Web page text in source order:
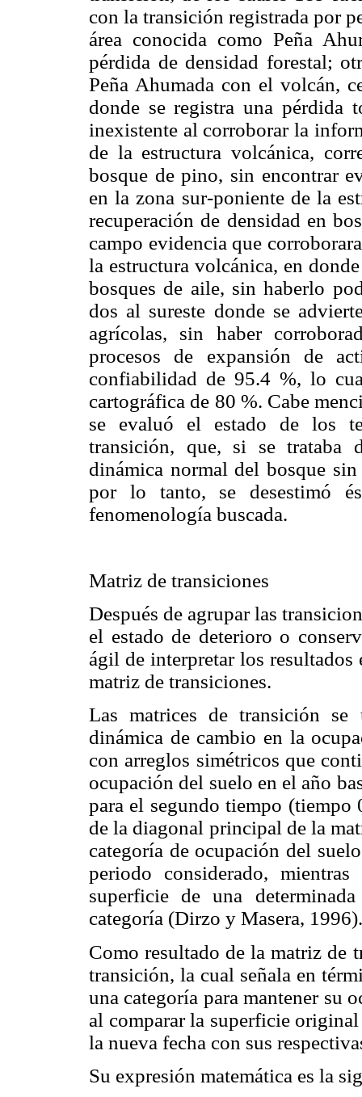
con la transición registrada por
área conocida como Peña
pérdida de densidad forestal;
Peña Ahumada con el volcán,
donde se registra una pérdida
inexistente al corroborar la
de la estructura volcánica,
bosque de pino, sin encontrar
en la zona sur-poniente de la
recuperación de densidad en
campo evidencia que
la estructura volcánica, en
bosques de aile, sin haberlo
dos al sureste donde se
agrícolas, sin haber
procesos de expansión de
confiabilidad de 95.4 %, lo
cartográfica de 80 %. Cabe
se evaluó el estado de los
transición, que, si se trataba
dinámica normal del bosque
por lo tanto, se desestimó
fenomenología buscada.
Matriz de transiciones
Después de agrupar las
el estado de deterioro o
ágil de interpretar los
matriz de transiciones.
Las matrices de transición se
dinámica de cambio en la
con arreglos simétricos que
ocupación del suelo en el año
para el segundo tiempo (tiempo
de la diagonal principal de la
categoría de ocupación del
periodo considerado,
superficie de una
categoría (Dirzo y Masera, 1996).
Como resultado de la matriz de
transición, la cual señala en
una categoría para mantener su
al comparar la superficie
la nueva fecha con sus
Su expresión matemática es la